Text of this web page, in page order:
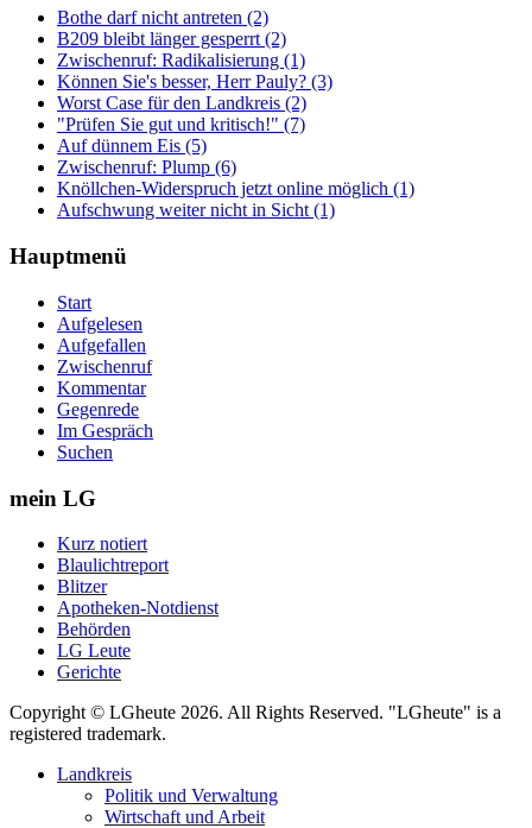
Bothe darf nicht antreten (2)
B209 bleibt länger gesperrt (2)
Zwischenruf: Radikalisierung (1)
Können Sie's besser, Herr Pauly? (3)
Worst Case für den Landkreis (2)
"Prüfen Sie gut und kritisch!" (7)
Auf dünnem Eis (5)
Zwischenruf: Plump (6)
Knöllchen-Widerspruch jetzt online möglich (1)
Aufschwung weiter nicht in Sicht (1)
Hauptmenü
Start
Aufgelesen
Aufgefallen
Zwischenruf
Kommentar
Gegenrede
Im Gespräch
Suchen
mein LG
Kurz notiert
Blaulichtreport
Blitzer
Apotheken-Notdienst
Behörden
LG Leute
Gerichte
Copyright © LGheute 2026. All Rights Reserved. "LGheute" is a
registered trademark.
Landkreis
Politik und Verwaltung
Wirtschaft und Arbeit